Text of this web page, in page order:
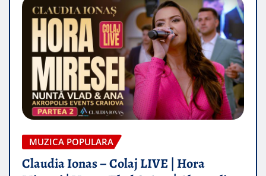
MUZICA POPULARA
Claudia Ionas – Colaj LIVE | Hora